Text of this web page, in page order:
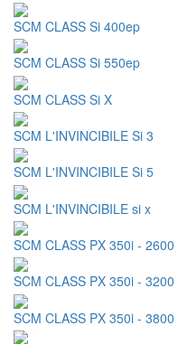
SCM CLASS Si 400ep
SCM CLASS Si 550ep
SCM CLASS Si X
SCM L'INVINCIBILE Si 3
SCM L'INVINCIBILE Si 5
SCM L'INVINCIBILE si x
SCM CLASS PX 350i - 2600
SCM CLASS PX 350i - 3200
SCM CLASS PX 350i - 3800